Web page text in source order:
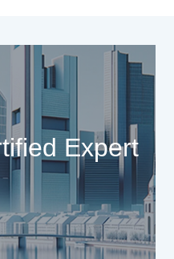
Expert